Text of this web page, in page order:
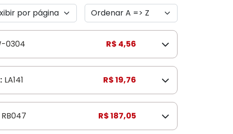
0304 R$ 4,56
LA141 R$ 19,76
RB047 R$ 187,05